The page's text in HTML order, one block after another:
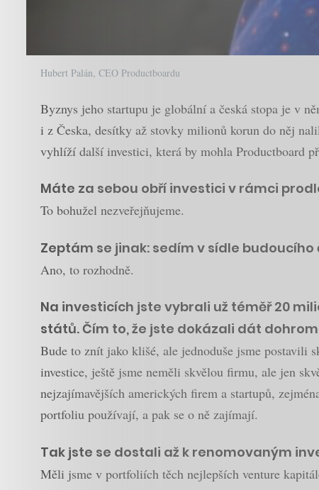
Hubert Palán, CEO Productboardu
Byznys jeho startupu je globální a česká stopa je v
i z Česka, desítky až stovky milionů korun do něj
vyhlíží další investici, která by mohla Productboard
Máte za sebou obří investici v rámci
To bohužel nezveřejňujeme.
Zeptám se jinak: sedím v sídle
Ano, to rozhodně.
Na investicích jste vybrali už téměř 20
států. Čím to, že jste dokázali dát
Bude to znít jako klišé, ale jednoduše jsme
investice, ještě jsme neměli skvělou firmu, ale jen
nejzajímavějších amerických firem a startupů,
portfoliu používají, a pak se o ně zajímají.
Tak jste se dostali až k renomovaným
Měli jsme v portfoliích těch nejlepších venture